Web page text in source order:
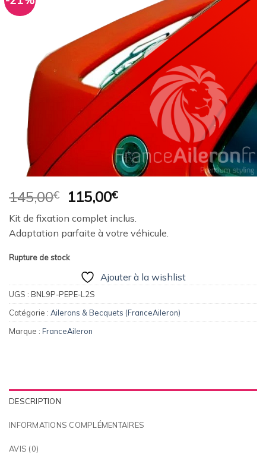
Ajouter
à la
145,00€
Le
initial
était :
145,00€.
115,00€Le
prix
actuel
est :
Kit de fixation complet inclus.
Adaptation parfaite à votre véhicule.
Rupture de stock
Ajouter à la wishlist
UGS : BNL9P-PEPE-L2S
Catégorie : Ailerons & Becquets (FranceAileron)
Marque : FranceAileron
DESCRIPTION
INFORMATIONS COMPLÉMENTAIRES
AVIS (0)